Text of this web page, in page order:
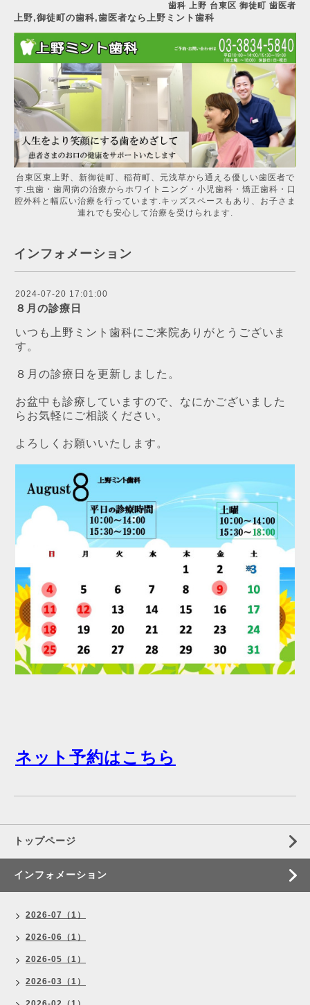
歯科 上野 台東区 御徒町 歯医者
上野,御徒町の歯科,歯医者なら上野ミント歯科
台東区東上野、新御徒町、稲荷町、元浅草から通える優しい歯医者で
す.虫歯・歯周病の治療からホワイトニング・小児歯科・矯正歯科・口
腔外科と幅広い治療を行っています.キッズスペースもあり、お子さま
連れでも安心して治療を受けられます.
インフォメーション
2024-07-20 17:01:00
８月の診療日
いつも上野ミント歯科にご来院ありがとうございま
す。
８月の診療日を更新しました。
お盆中も診療していますので、なにかございました
らお気軽にご相談ください。
よろしくお願いいたします。
ネット予約はこちら
トップページ
インフォメーション
2026-07（1）
2026-06（1）
2026-05（1）
2026-03（1）